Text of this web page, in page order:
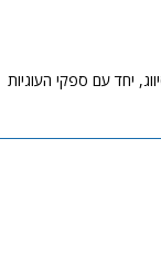
עם ספקי העוגיות